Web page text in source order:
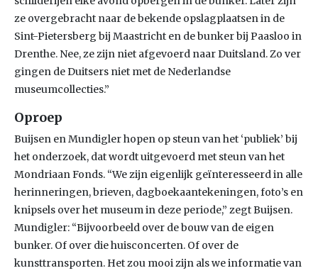
ze overgebracht naar de bekende opslagplaatsen in de
Sint-Pietersberg bij Maastricht en de bunker bij Paasloo in
Drenthe. Nee, ze zijn niet afgevoerd naar Duitsland. Zo ver
gingen de Duitsers niet met de Nederlandse
museumcollecties.”
Oproep
Buijsen en Mundigler hopen op steun van het ‘publiek’ bij
het onderzoek, dat wordt uitgevoerd met steun van het
Mondriaan Fonds. “We zijn eigenlijk geïnteresseerd in alle
herinneringen, brieven, dagboekaantekeningen, foto’s en
knipsels over het museum in deze periode,” zegt Buijsen.
Mundigler: “Bijvoorbeeld over de bouw van de eigen
bunker. Of over die huisconcerten. Of over de
kunsttransporten. Het zou mooi zijn als we informatie van